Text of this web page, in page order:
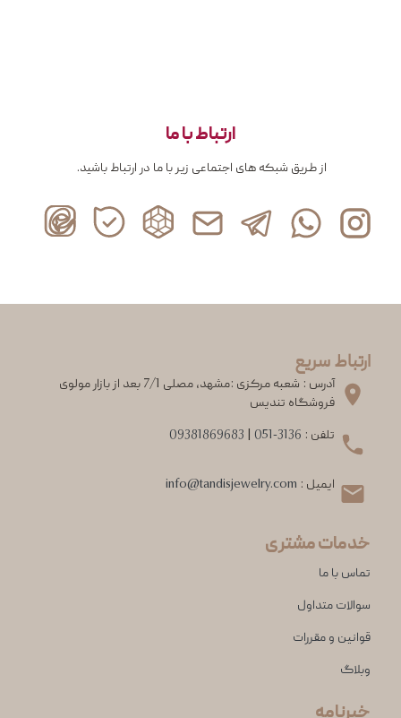
ارتباط با ما
از طریق شبکه های اجتماعی زیر با ما در ارتباط باشید.
ارتباط سریع
آدرس : شعبه مرکزی :مشهد، مصلی 7/1 بعد از بازار مولوی
فروشگاه تندیس
تلفن : 051-3136
09381869683
ایمیل : info@tandisjewelry.com
خدمات مشتری
تماس با ما
سوالات متداول
قوانین و مقررات
وبلاگ